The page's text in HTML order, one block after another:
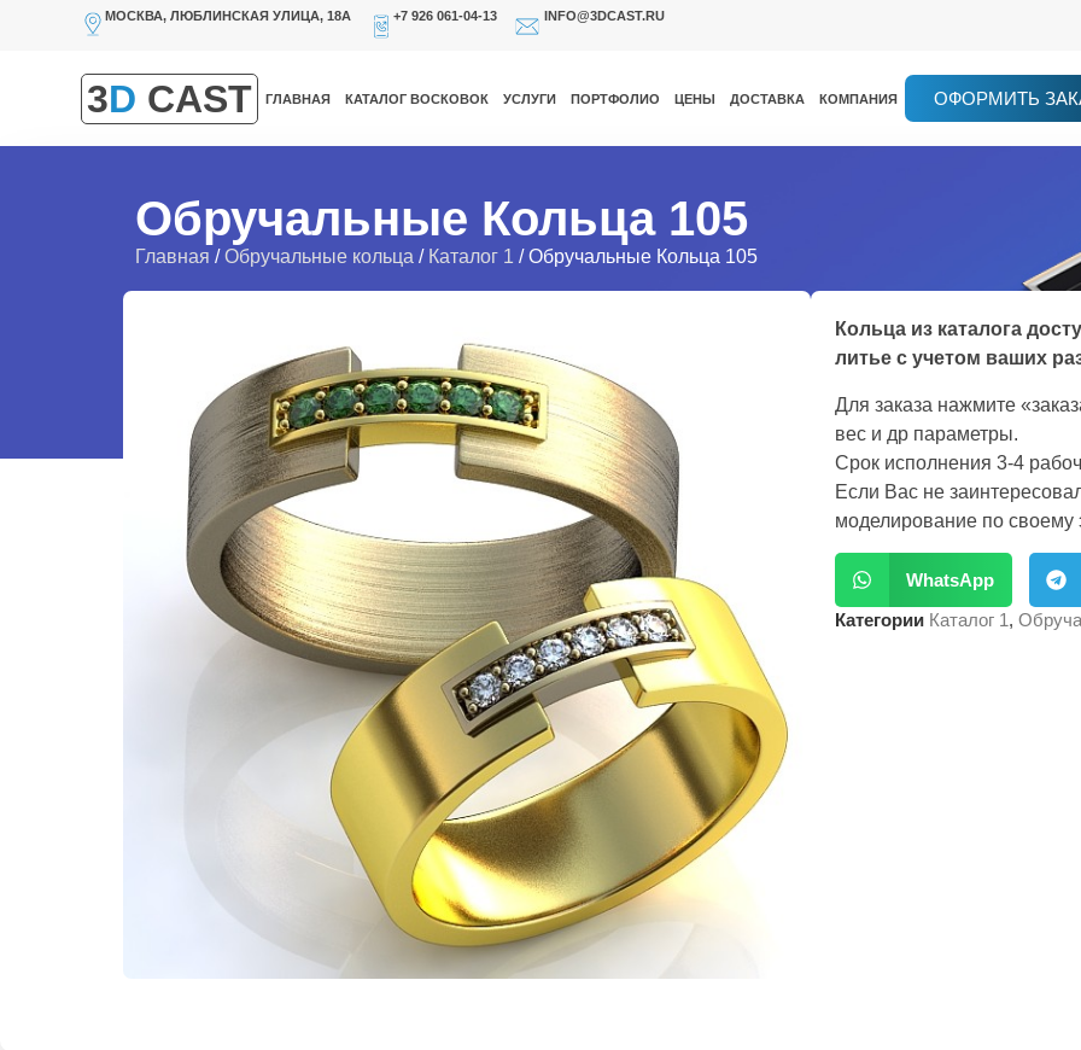
МОСКВА, ЛЮБЛИНСКАЯ УЛИЦА, 18А +7 926 061-04-13 INFO@3DCAST.RU
3D CAST ГЛАВНАЯ КАТАЛОГ ВОСКОВОК УСЛУГИ ПОРТФОЛИО ЦЕНЫ ДОСТАВКА КОМПАНИЯ ОФОРМИТЬ
Обручальные Кольца 105
Главная /Обручальные кольца / Каталог 1 / Обручальные Кольца 105
Кольца из каталога
литье с учетом ваших
Для заказа нажмите
вес и др параметры.
Срок исполнения 3-4
Если Вас не
моделирование по своему
WhatsApp
Категории Каталог 1,